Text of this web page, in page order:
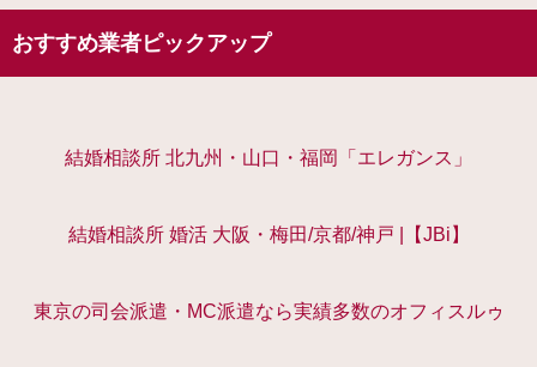
おすすめ業者ピックアップ
結婚相談所 北九州・山口・福岡「エレガンス」
結婚相談所 婚活 大阪・梅田/京都/神戸 |【JBi】
東京の司会派遣・MC派遣なら実績多数のオフィスルゥ